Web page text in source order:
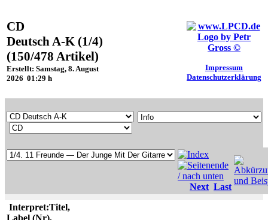
CD
Deutsch A-K (1/4)
(150/478 Artikel)
Erstellt: Samstag, 8. August
2026 01:29 h
Impressum
Datenschutzerklärung
Next Last
Interpret:Titel,
Label (Nr),